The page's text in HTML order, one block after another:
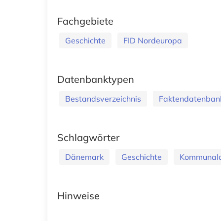
Fachgebiete
Geschichte FID Nordeuropa
Datenbanktypen
Bestandsverzeichnis
Schlagwörter
Dänemark Geschichte
Hinweise